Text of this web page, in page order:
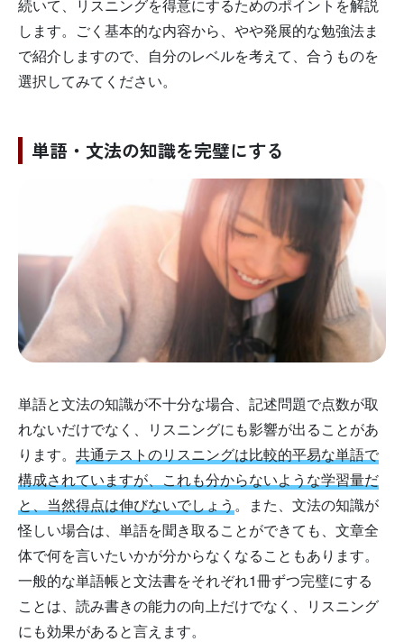
続いて、リスニングを得意にするためのポイントを解説
します。ごく基本的な内容から、やや発展的な勉強法ま
で紹介しますので、自分のレベルを考えて、合うものを
選択してみてください。
単語・文法の知識を完璧にする
単語と文法の知識が不十分な場合、記述問題で点数が取
れないだけでなく、リスニングにも影響が出ることがあ
ります。 共通テストのリスニングは比較的平易な単語で
構成されていますが、これも分からないような学習量だ
と、当然得点は伸びないでしょう 。また、文法の知識が
怪しい場合は、単語を聞き取ることができても、文章全
体で何を言いたいかが分からなくなることもあります。
一般的な単語帳と文法書をそれぞれ1冊ずつ完璧にする
ことは、読み書きの能力の向上だけでなく、リスニング
にも効果があると言えます。